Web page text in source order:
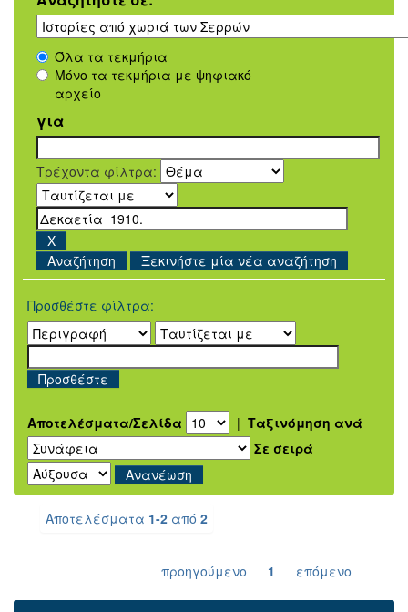
Όλα τα τεκμήρια
Μόνο τα τεκμήρια με ψηφιακό
αρχείο
για
Τρέχοντα φίλτρα:
Ξεκινήστε μία νέα αναζήτηση
Προσθέστε φίλτρα:
Αποτελέσματα/Σελίδα | Ταξινόμηση ανά
Σε σειρά
Αποτελέσματα 1-2 από 2
προηγούμενο 1 επόμενο